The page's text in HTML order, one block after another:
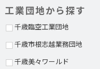
工業団地から探す
千歳臨空工業団地
千歳市根志越業務団地
千歳美々ワールド